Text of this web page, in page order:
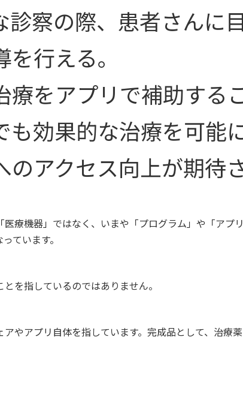
診察の際、患者さんに
行える。
をアプリで補助する
も効果的な治療を可能
アクセス向上が期待さ
療機器」ではなく、いまや「プログラム」や「アプ
ています。
を指しているのではありません。
やアプリ自体を指しています。完成品として、治療